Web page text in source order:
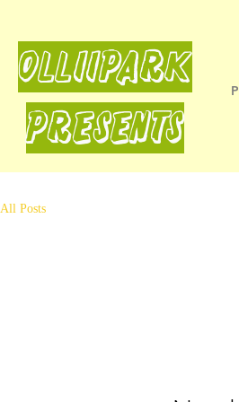
OLLiiPARK
PRESENTS
All Posts